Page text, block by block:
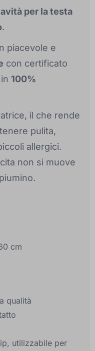
per la testa
.
piacevole e
con certificato
100%
il che rende
pulita,
allergici.
non si muove
cm
qualità
utilizzabile per